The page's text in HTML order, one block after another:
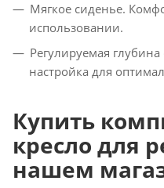
Мягкое сиденье.
использовании.
Регулируемая
настройка для
Купить
кресло для
нашем